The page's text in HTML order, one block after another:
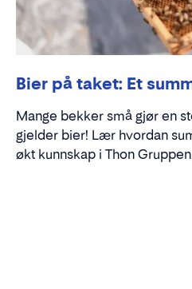
Bier på taket: Et
Mange bekker små gjør en
gjelder bier! Lær hvordan
økt kunnskap i Thon